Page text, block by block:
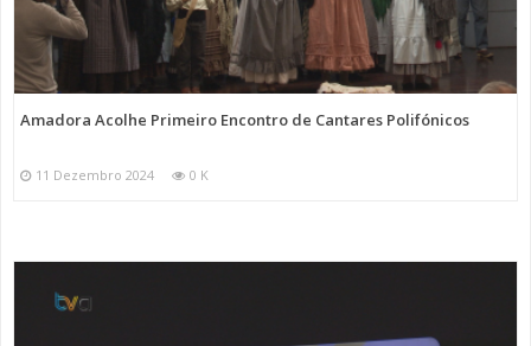
Amadora Acolhe Primeiro Encontro de Cantares Polifónicos
11 Dezembro 2024 0 K